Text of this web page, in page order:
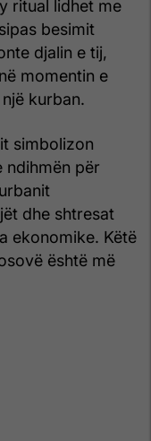
ritual lidhet me
besimit
djalin e tij,
momentin e
kurban.
simbolizon
ndihmën për
dhe shtresat
ekonomike. Këtë
është më